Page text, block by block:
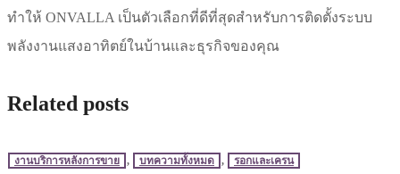
ทำให้ ONVALLA เป็นตัวเลือกที่ดีที่สุดสำหรับการติดตั้งระบบ
พลังงานแสงอาทิตย์ในบ้านและธุรกิจของคุณ
Related posts
งานบริการหลังการขาย , บทความทั้งหมด , รอกและเครน